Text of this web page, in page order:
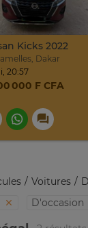
Kicks 2022
Dakar
20:57
000 F CFA
Voitures
D'occasion